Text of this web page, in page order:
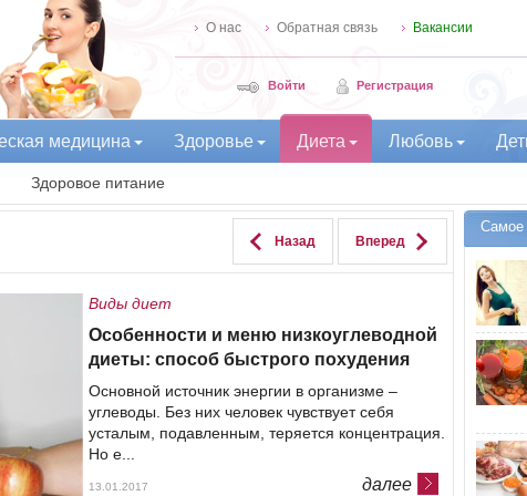
О нас Обратная связь Вакансии
Войти Регистрация
медицина Здоровье Диета Любовь
Здоровое питание
Назад Вперед
Виды диет
Особенности и меню низкоуглеводной
диеты: способ быстрого похудения
Основной источник энергии в организме –
углеводы. Без них человек чувствует себя
усталым, подавленным, теряется концентрация.
Но е...
далее
13.01.2017
Самое